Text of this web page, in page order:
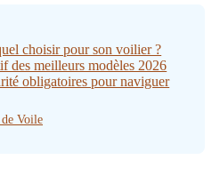
choisir pour son voilier ?
des meilleurs modèles 2026
obligatoires pour naviguer
Voile